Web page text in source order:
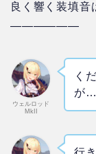
良く響く装填音
——————
ウェルロッド
MkII
く
が